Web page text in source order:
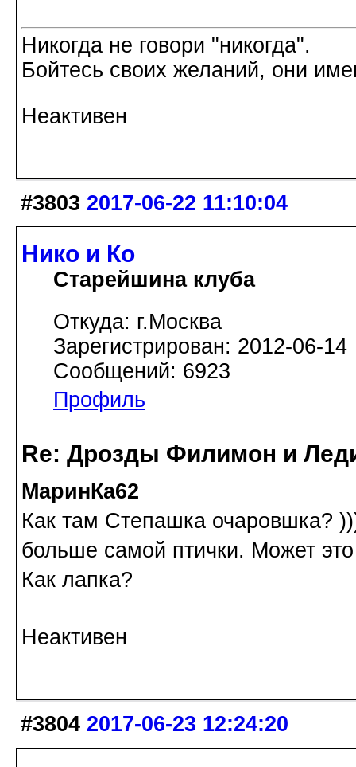
Никогда не говори "никогда".
Бойтесь своих желаний, они
Неактивен
#3803 2017-06-22 11:10:04
Нико и Ко
Старейшина клуба
Откуда: г.Москва
Зарегистрирован: 2012-06-14
Сообщений: 6923
Профиль
Re: Дрозды Филимон и
МаринКа62
Как там Степашка очаровшка?
больше самой птички. Может
Как лапка?
Неактивен
#3804 2017-06-23 12:24:20